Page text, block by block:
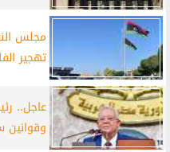
مجلس
تهجير
عاجل..
وقوانين